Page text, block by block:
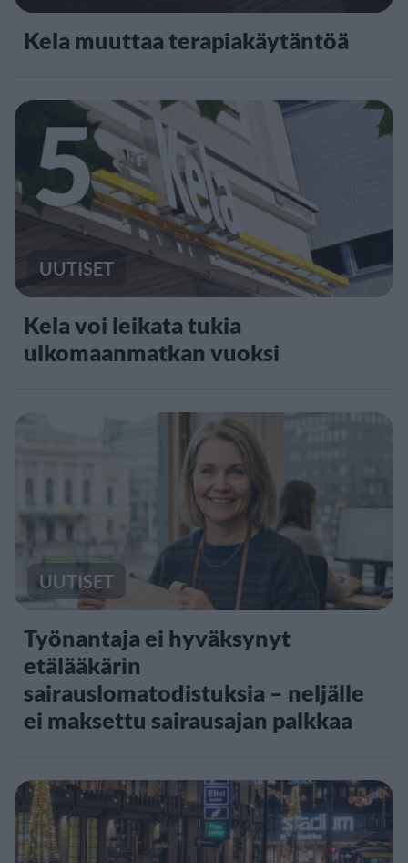
Kela muuttaa terapiakäytäntöä
5
UUTISET
Kela voi leikata tukia
ulkomaanmatkan vuoksi
UUTISET
Työnantaja ei hyväksynyt
etälääkärin
sairauslomatodistuksia – neljälle
ei maksettu sairausajan palkkaa